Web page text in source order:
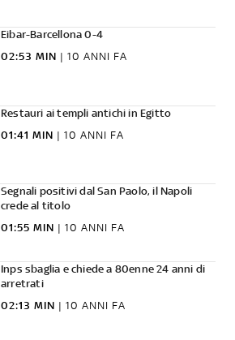
Eibar-Barcellona 0-4
02:53 MIN | 10 ANNI FA
Restauri ai templi antichi in Egitto
01:41 MIN | 10 ANNI FA
Segnali positivi dal San Paolo, il Napoli
crede al titolo
01:55 MIN | 10 ANNI FA
Inps sbaglia e chiede a 80enne 24 anni di
arretrati
02:13 MIN | 10 ANNI FA